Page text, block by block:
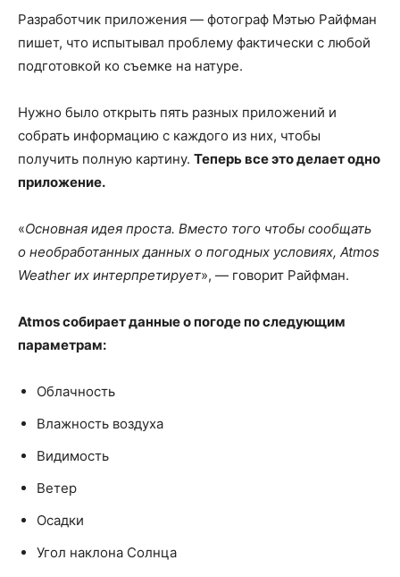
Разработчик приложения — фотограф Мэтью Райфман
пишет, что испытывал проблему фактически с любой
подготовкой ко съемке на натуре.
Нужно было открыть пять разных приложений и
собрать информацию с каждого из них, чтобы
получить полную картину. Теперь все это делает одно
приложение.
«Основная идея проста. Вместо того чтобы сообщать
о необработанных данных о погодных условиях, Atmos
Weather их интерпретирует», — говорит Райфман.
Atmos собирает данные о погоде по следующим
параметрам:
Облачность
Влажность воздуха
Видимость
Ветер
Осадки
Угол наклона Солнца